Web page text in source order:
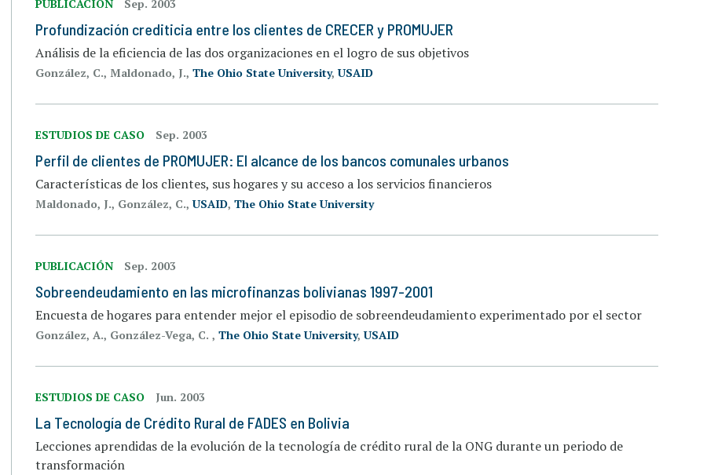
PUBLICACIÓN Sep. 2003
Profundización crediticia entre los clientes de CRECER y PROMUJER
Análisis de la eficiencia de las dos organizaciones en el logro de sus objetivos
González, C., Maldonado, J., The Ohio State University,USAID
ESTUDIOS DE CASO Sep. 2003
Perfil de clientes de PROMUJER: El alcance de los bancos comunales urbanos
Características de los clientes, sus hogares y su acceso a los servicios financieros
Maldonado, J., González, C.,USAID, The Ohio State University
PUBLICACIÓN Sep. 2003
Sobreendeudamiento en las microfinanzas bolivianas 1997-2001
Encuesta de hogares para entender mejor el episodio de sobreendeudamiento experimentado por el sector
González, A., González-Vega, C. , The Ohio State University,USAID
ESTUDIOS DE CASO Jun. 2003
La Tecnología de Crédito Rural de FADES en Bolivia
Lecciones aprendidas de la evolución de la tecnología de crédito rural de la ONG durante un periodo de
transformación